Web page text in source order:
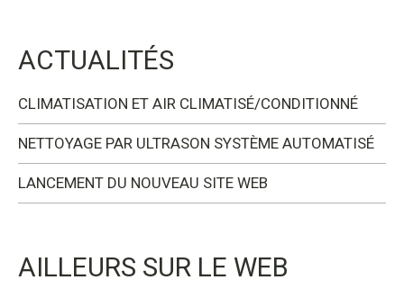
ACTUALITÉS
CLIMATISATION ET AIR CLIMATISÉ/CONDITIONNÉ
NETTOYAGE PAR ULTRASON SYSTÈME AUTOMATISÉ
LANCEMENT DU NOUVEAU SITE WEB
AILLEURS SUR LE WEB